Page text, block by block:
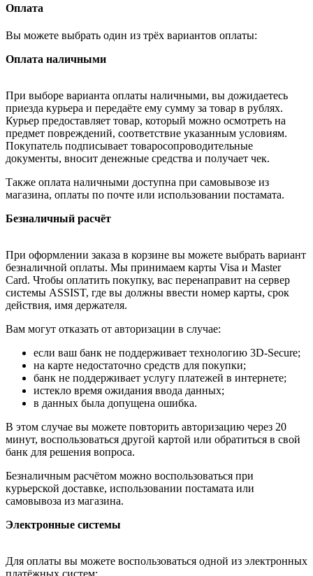
Оплата
Вы можете выбрать один из трёх вариантов оплаты:
Оплата наличными
При выборе варианта оплаты наличными, вы дожидаетесь
приезда курьера и передаёте ему сумму за товар в рублях.
Курьер предоставляет товар, который можно осмотреть на
предмет повреждений, соответствие указанным условиям.
Покупатель подписывает товаросопроводительные
документы, вносит денежные средства и получает чек.
Также оплата наличными доступна при самовывозе из
магазина, оплаты по почте или использовании постамата.
Безналичный расчёт
При оформлении заказа в корзине вы можете выбрать вариант
безналичной оплаты. Мы принимаем карты Visa и Master
Card. Чтобы оплатить покупку, вас перенаправит на сервер
системы ASSIST, где вы должны ввести номер карты, срок
действия, имя держателя.
Вам могут отказать от авторизации в случае:
если ваш банк не поддерживает технологию 3D-Secure;
на карте недостаточно средств для покупки;
банк не поддерживает услугу платежей в интернете;
истекло время ожидания ввода данных;
в данных была допущена ошибка.
В этом случае вы можете повторить авторизацию через 20
минут, воспользоваться другой картой или обратиться в свой
банк для решения вопроса.
Безналичным расчётом можно воспользоваться при
курьерской доставке, использовании постамата или
самовывоза из магазина.
Электронные системы
Для оплаты вы можете воспользоваться одной из электронных